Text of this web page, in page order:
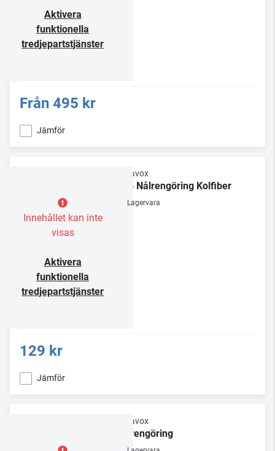
Aktivera
funktionella
tredjepartstjänster
Från 495 kr
Jämför
Innehållet kan inte
visas
Aktivera
funktionella
tredjepartstjänster
Dynavox
NC5 Nålrengöring Kolfiber
Lagervara
129 kr
Jämför
Dynavox
Nålrengöring